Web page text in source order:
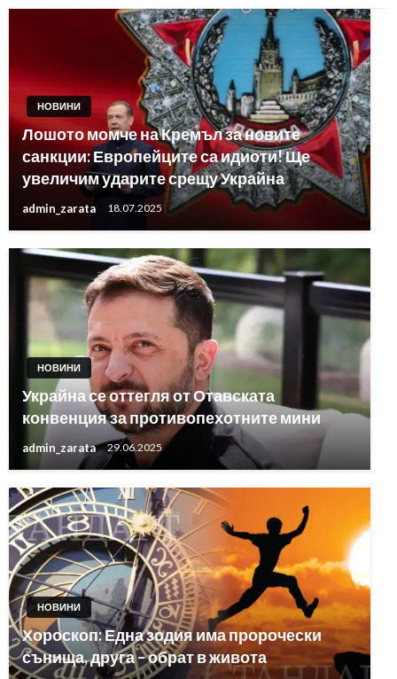
НОВИНИ
Лошото момче на Кремъл за новите
санкции: Европейците са идиоти! Ще
увеличим ударите срещу Украйна
admin_zarata 18.07.2025
НОВИНИ
Украйна се оттегля от Отавската
конвенция за противопехотните мини
admin_zarata 29.06.2025
НОВИНИ
Хороскоп: Една зодия има пророчески
сънища, друга – обрат в живота